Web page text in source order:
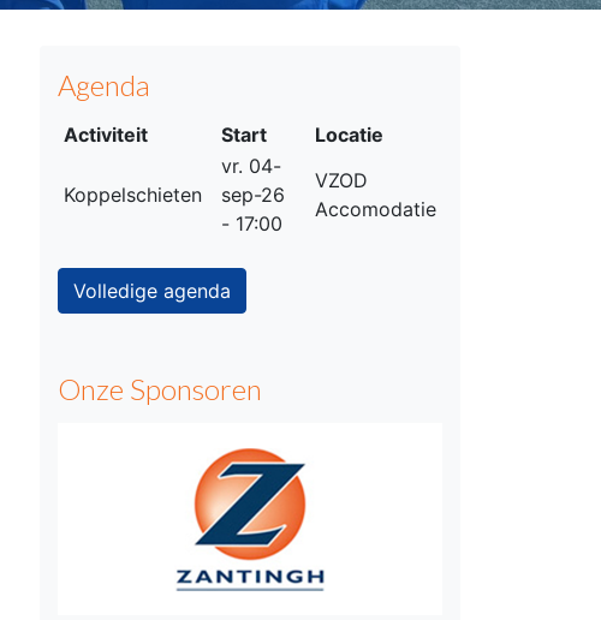
Agenda
Activiteit Start Locatie
Koppelschieten
vr. 04-
sep-26
- 17:00
VZOD
Accomodatie
Volledige agenda
Onze Sponsoren